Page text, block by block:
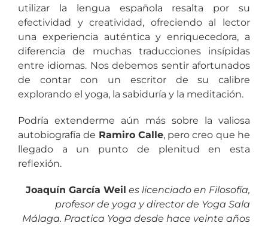
utilizar la lengua española resalta por su
efectividad y creatividad, ofreciendo al lector
una experiencia auténtica y enriquecedora, a
diferencia de muchas traducciones insípidas
entre idiomas. Nos debemos sentir afortunados
de contar con un escritor de su calibre
explorando el yoga, la sabiduría y la meditación.
Podría extenderme aún más sobre la valiosa
autobiografía de Ramiro Calle, pero creo que he
llegado a un punto de plenitud en esta
reflexión.
Joaquín García Weil es licenciado en Filosofía,
profesor de yoga y director de Yoga Sala
Málaga. Practica Yoga desde hace veinte años